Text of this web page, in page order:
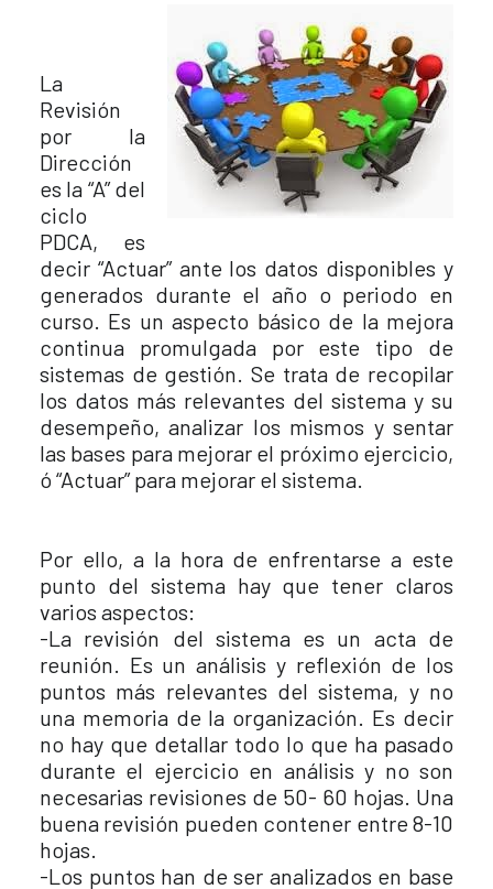
La
Revisión
por la
Dirección
es la “A” del
ciclo
PDCA, es
decir “Actuar” ante los datos disponibles y
generados durante el año o periodo en
curso. Es un aspecto básico de la mejora
continua promulgada por este tipo de
sistemas de gestión. Se trata de recopilar
los datos más relevantes del sistema y su
desempeño, analizar los mismos y sentar
las bases para mejorar el próximo ejercicio,
ó “Actuar” para mejorar el sistema.
Por ello, a la hora de enfrentarse a este
punto del sistema hay que tener claros
varios aspectos:
-La revisión del sistema es un acta de
reunión. Es un análisis y reflexión de los
puntos más relevantes del sistema, y no
una memoria de la organización. Es decir
no hay que detallar todo lo que ha pasado
durante el ejercicio en análisis y no son
necesarias revisiones de 50- 60 hojas. Una
buena revisión pueden contener entre 8-10
hojas.
-Los puntos han de ser analizados en base